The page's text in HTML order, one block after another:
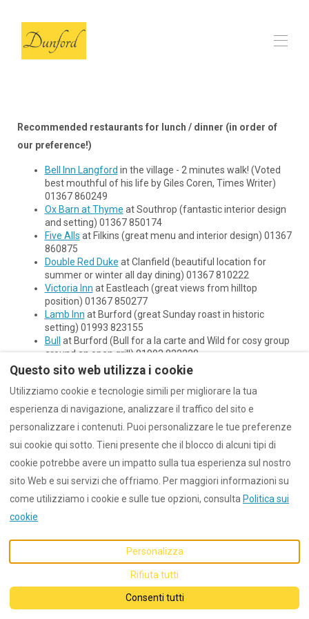
Le nostre scelte locali ▾
Contatto
Recommended restaurants for lunch / dinner (in order of
our preference!)
Bell Inn Langford in the village - 2 minutes walk! (Voted
best mouthful of his life by Giles Coren, Times Writer)
01367 860249
Ox Barn at Thyme at Southrop (fantastic interior design
and setting) 01367 850174
Five Alls at Filkins (great menu and interior design) 01367
860875
Double Red Duke at Clanfield (beautiful location for
summer or winter all day dining) 01367 810222
Victoria Inn at Eastleach (great views from hilltop
position) 01367 850277
Lamb Inn at Burford (great Sunday roast in historic
setting) 01993 823155
Bull
at Burford (Bull for a la carte and Wild for cosy group
around an open grill) 01993 822220
Swanat Southrop (great menu) 01367 850205
810220
New Innat Coln St Aldwyns (great outdoor terrace)
Bullat Charlbury (great menu and interior design) 01608
810689
Soho Farmhouse(membership required) 01608 691000
Italiano EUR
©2026
riservati
Questo sito web utilizza i cookie
Utilizziamo cookie e tecnologie simili per migliorare la tua
esperienza di navigazione, analizzare il traffico del sito e
personalizzare i contenuti. Puoi personalizzare le tue preferenze
sui cookie qui sotto. Tieni presente che il blocco di alcuni tipi di
cookie potrebbe avere un impatto sulla tua esperienza sul nostro
sito Web e sui servizi che offriamo. Per maggiori informazioni su
come utilizziamo i cookie e sulle tue opzioni, consulta Politica sui
cookie
Personalizza
Rifiuta tutti
Consenti tutti